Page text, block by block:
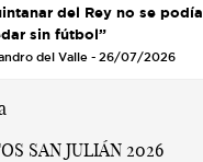
del Rey no se podía
sin fútbol”
del Valle - 26/07/2026